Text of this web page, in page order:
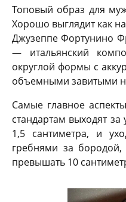
Топовый образ для
Хорошо выглядит как
Джузеппе Фортунино
— итальянский
округлой формы с
объемными завитыми
Самые главное
стандартам выходят
1,5 сантиметра, и
гребнями за
превышать 10